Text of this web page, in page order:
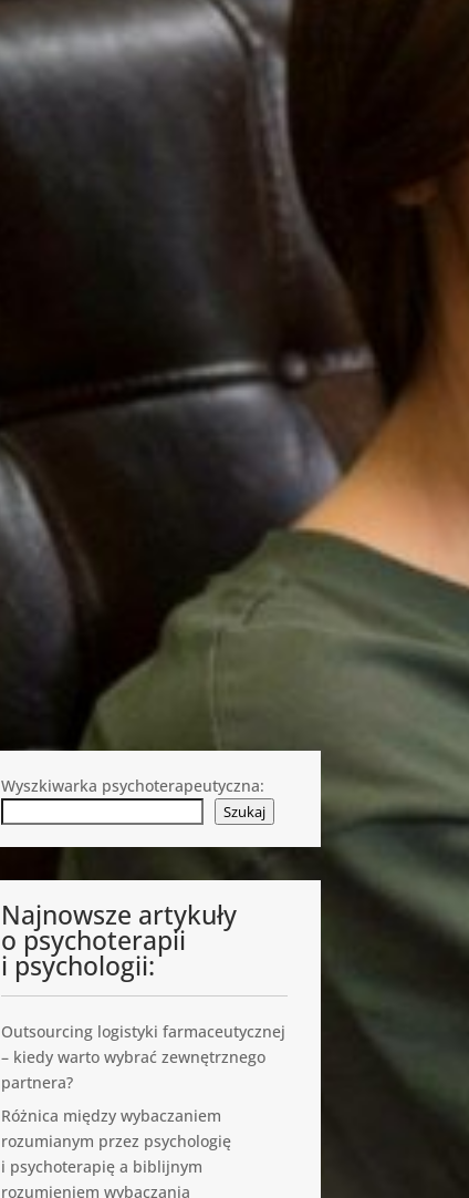
Wyszkiwarka psychoterapeutyczna:
Szukaj
Najnowsze artykuły
o psychoterapii
i psychologii:
Outsourcing logistyki farmaceutycznej
– kiedy warto wybrać zewnętrznego
partnera?
Różnica między wybaczaniem
rozumianym przez psychologię
i psychoterapię a biblijnym
rozumieniem wybaczania